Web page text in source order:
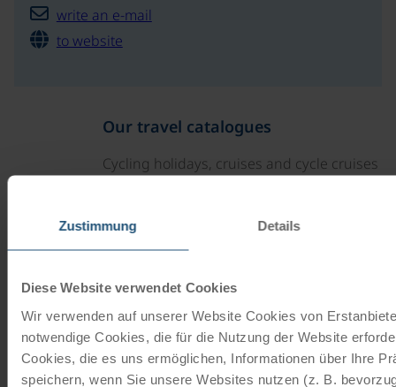
Zustimmung Details
Diese Website verwendet Cookies
Wir verwenden auf unserer Website Cookies von
notwendige Cookies, die für die Nutzung der Website
Cookies, die es uns ermöglichen, Informationen über Ihre
speichern, wenn Sie unsere Websites nutzen (z. B.
write an e-mail
to website
Our travel catalogues
Cycling holidays, cruises and cycle cruises
Give the gift of unforgettable
With a travel voucher you always have the
perfect gift.